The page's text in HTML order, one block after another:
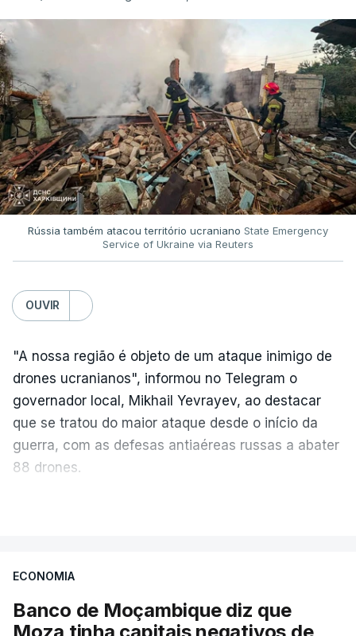
Rússia também atacou território ucraniano State Emergency
Service of Ukraine via Reuters
OUVIR
"A nossa região é objeto de um ataque inimigo de
drones ucranianos", informou no Telegram o
governador local, Mikhail Yevrayev, ao destacar
que se tratou do maior ataque desde o início da
guerra, com as defesas antiaéreas russas a abater
88 drones.
península da Crimeia e os mares Negro e de Azov.
O ataque ucraniano desta noite superou os
recordes anteriores: 556 drones a 17 de maio, 555
ECONOMIA
Banco de Moçambique diz que